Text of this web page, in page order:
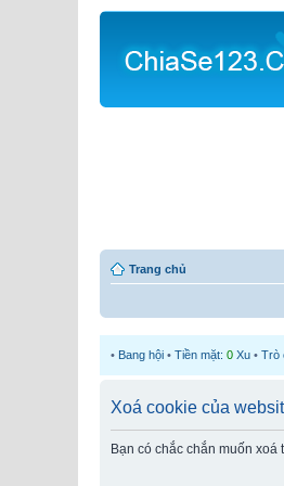
Trang chủ
• Bang hội • Tiền mặt: 0 Xu • Trò
Xoá cookie của
Bạn có chắc chắn muốn